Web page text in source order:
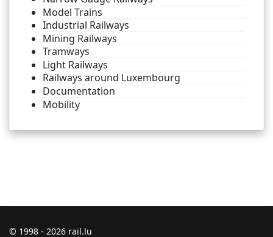
Model Trains
Industrial Railways
Mining Railways
Tramways
Light Railways
Railways around Luxembourg
Documentation
Mobility
© 1998 - 2026 rail.lu